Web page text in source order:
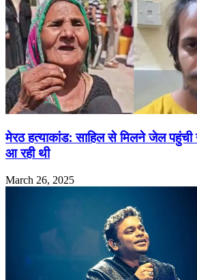
मेरठ हत्याकांड: साहिल से मिलने जेल पहुंची
आ रही थी
March 26, 2025